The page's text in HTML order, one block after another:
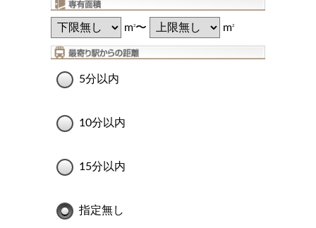
m2〜 m2
5分以内
10分以内
15分以内
指定無し